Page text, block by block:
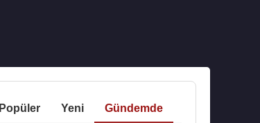
Popüler Yeni Gündemde